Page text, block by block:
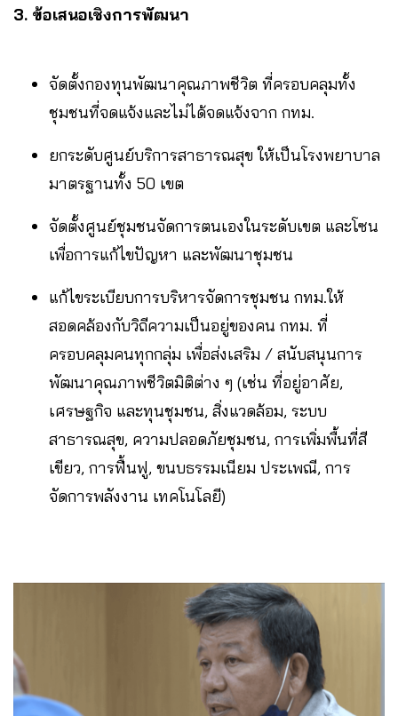
3. ข้อเสนอเชิงการพัฒนา
จัดตั้งกองทุนพัฒนาคุณภาพชีวิต ที่ครอบคลุมทั้ง
ชุมชนที่จดแจ้งและไม่ได้จดแจ้งจาก กทม.
ยกระดับศูนย์บริการสาธารณสุข ให้เป็นโรงพยาบาล
มาตรฐานทั้ง 50 เขต
จัดตั้งศูนย์ชุมชนจัดการตนเองในระดับเขต และโซน
เพื่อการแก้ไขปัญหา และพัฒนาชุมชน
แก้ไขระเบียบการบริหารจัดการชุมชน กทม.ให้
สอดคล้องกับวิถีความเป็นอยู่ของคน กทม. ที่
ครอบคลุมคนทุกกลุ่ม เพื่อส่งเสริม / สนับสนุนการ
พัฒนาคุณภาพชีวิตมิติต่าง ๆ (เช่น ที่อยู่อาศัย,
เศรษฐกิจ และทุนชุมชน, สิ่งแวดล้อม, ระบบ
สาธารณสุข, ความปลอดภัยชุมชน, การเพิ่มพื้นที่สี
เขียว, การฟื้นฟู, ขนบธรรมเนียม ประเพณี, การ
จัดการพลังงาน เทคโนโลยี)